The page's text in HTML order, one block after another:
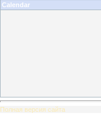
Calendar
Полная версия сайта